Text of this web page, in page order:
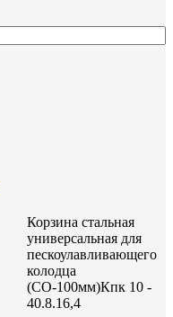
Корзина стальная
универсальная для
пескоулавливающего
колодца
(СО-100мм)Кпк 10 -
40.8.16,4